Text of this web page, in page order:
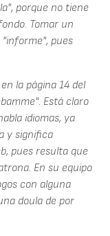
porque no tiene
Tomar un
pues
la página 14 del
Está claro
idiomas, ya
y significa
pues resulta que
En su equipo
con alguna
doula de por